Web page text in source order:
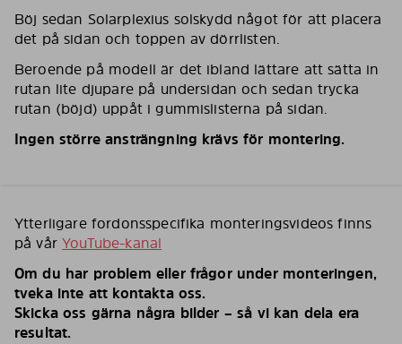
Böj sedan Solarplexius solskydd något för att placera
det på sidan och toppen av dörrlisten.
Beroende på modell är det ibland lättare att sätta in
rutan lite djupare på undersidan och sedan trycka
rutan (böjd) uppåt i gummislisterna på sidan.
Ingen större ansträngning krävs för montering.
Ytterligare fordonsspecifika monteringsvideos finns
på vårYouTube-kanal
Om du har problem eller frågor under monteringen,
tveka inte att kontakta oss.
Skicka oss gärna några bilder – så vi kan dela era
resultat.